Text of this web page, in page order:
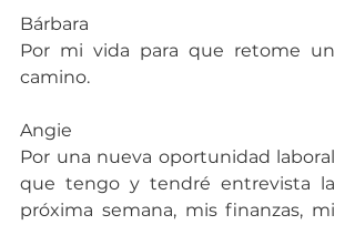
Bárbara
Por mi vida para que retome un
camino.
Angie
Por una nueva oportunidad laboral
que tengo y tendré entrevista la
próxima semana, mis finanzas, mi